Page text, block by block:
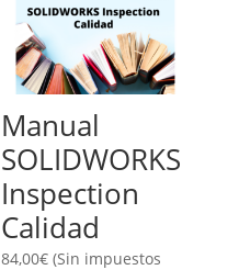
Manual
SOLIDWORKS
Inspection
Calidad
84,00€ (Sin impuestos